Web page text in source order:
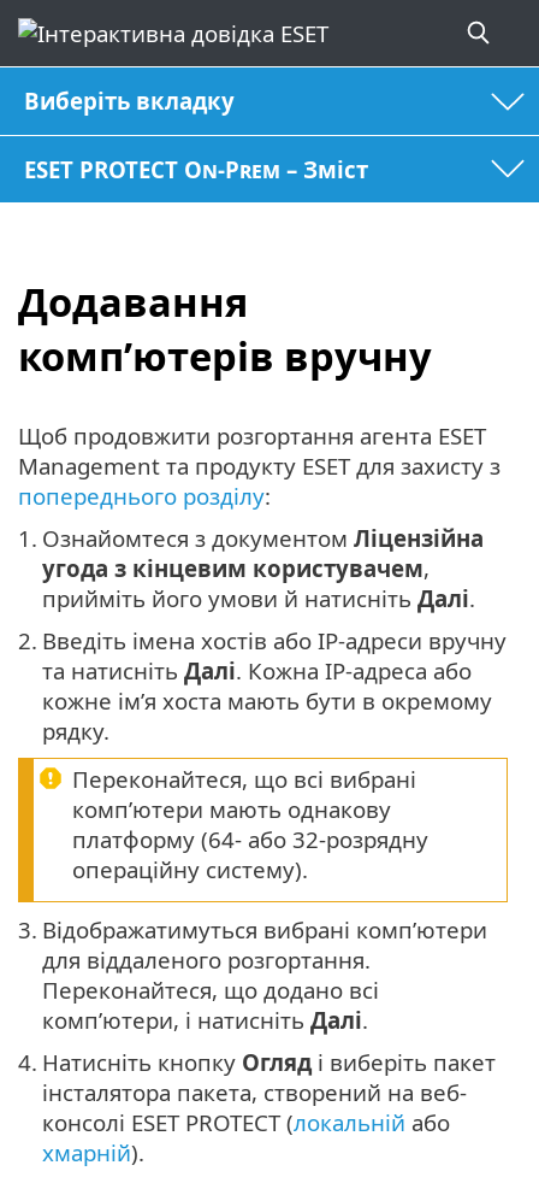
Виберіть вкладку
ESET PROTECT On-Prem – Зміст
Додавання
комп’ютерів вручну
Щоб продовжити розгортання агента ESET
Management та продукту ESET для захисту з
попереднього розділу:
1. Ознайомтеся з документом Ліцензійна
угода з кінцевим користувачем,
прийміть його умови й натисніть Далі.
2. Введіть імена хостів або IP-адреси вручну
та натисніть Далі. Кожна IP-адреса або
кожне ім’я хоста мають бути в окремому
рядку.
Переконайтеся, що всі вибрані
комп’ютери мають однакову
платформу (64- або 32-розрядну
операційну систему).
3. Відображатимуться вибрані комп’ютери
для віддаленого розгортання.
Переконайтеся, що додано всі
комп’ютери, і натисніть Далі.
4. Натисніть кнопку Огляд і виберіть пакет
інсталятора пакета, створений на веб-
консолі ESET PROTECT (локальній або
хмарній).